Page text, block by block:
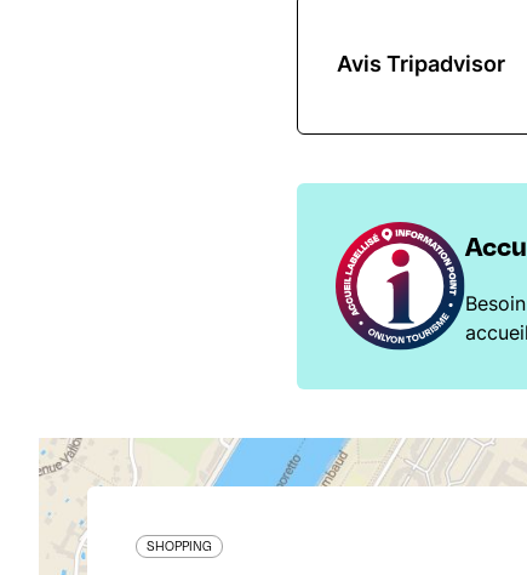
Avis Tripadvisor
SHOPPING